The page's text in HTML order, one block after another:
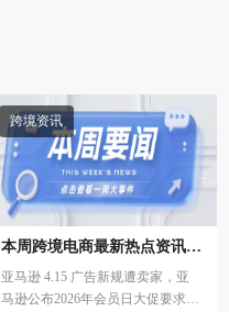
跨境资讯
本周跨境电商最新热点资讯-
亚马逊eBayRedshop
亚马逊 4.15 广告新规遭卖家，亚
马逊公布2026年会员日大促要求，